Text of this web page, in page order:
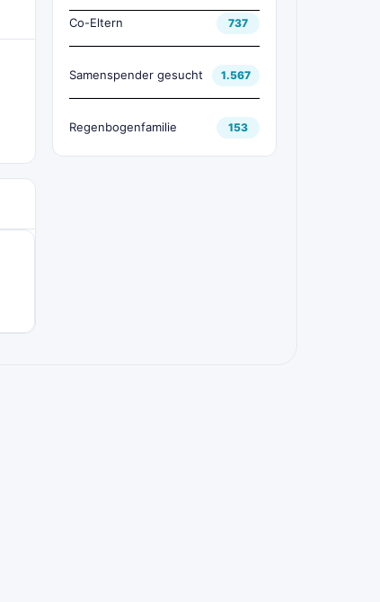
Co-Eltern 737
Samenspender gesucht 1.567
Regenbogenfamilie 153